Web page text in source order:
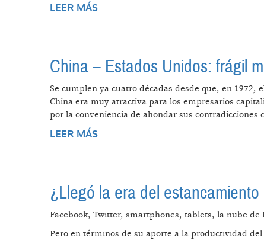
LEER MÁS
China – Estados Unidos: frágil
Se cumplen ya cuatro décadas desde que, en
China era muy atractiva para los empresarios
por la conveniencia de ahondar sus contradicciones
LEER MÁS
¿Llegó la era del
Facebook, Twitter, smartphones, tablets, la nube
Pero en términos de su aporte a la productividad